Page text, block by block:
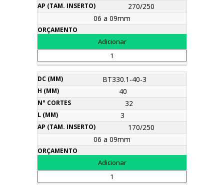
270/250
06 a 09mm
BT330.1-40-3
40
32
3
170/250
06 a 09mm